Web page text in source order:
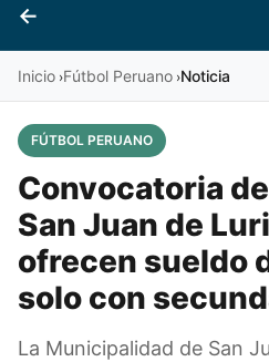
←
Vives
Inicio ›Fútbol Peruano ›Noticia
FÚTBOL PERUANO
Convocatoria
San Juan de
ofrecen sueldo
solo con
La Municipalidad de San